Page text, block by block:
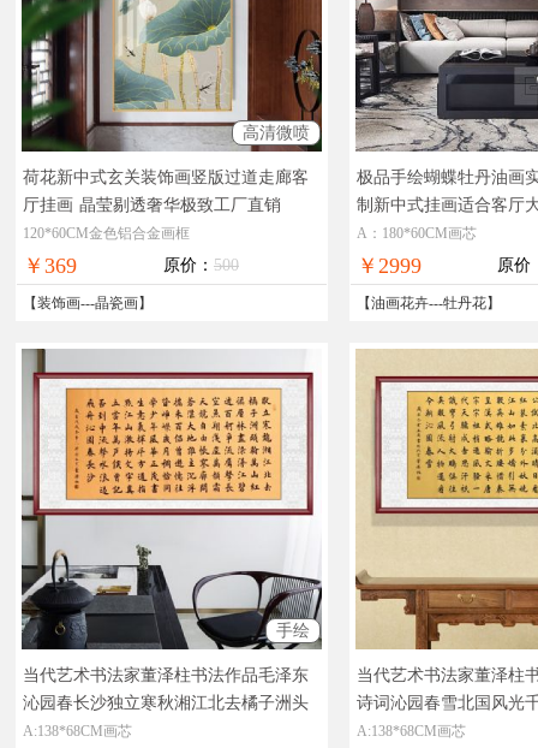
高清微喷
荷花新中式玄关装饰画竖版过道走廊客
厅挂画 晶莹剔透奢华极致工厂直销
120*60CM金色铝合金画框
￥369 原价： 500
【装饰画---晶瓷画】
极品手绘蝴蝶牡丹油画
制新中式挂画适合客厅
绘精品油画
A：180*60CM画芯
￥2999 原价
【油画花卉---牡丹花】
手绘
当代艺术书法家董泽柱书法作品毛泽东
沁园春长沙独立寒秋湘江北去橘子洲头
毛泽东诗词 名家书法作品升值空间大热
A:138*68CM画芯
当代艺术书法家董泽柱
诗词沁园春雪北国风光
飘 名家书法作品升值空
A:138*68CM画芯